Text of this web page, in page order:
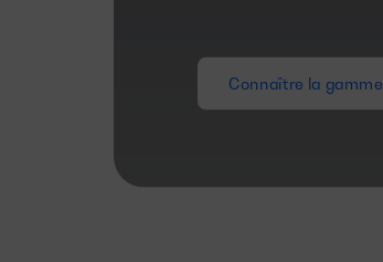
Connaître la gamme